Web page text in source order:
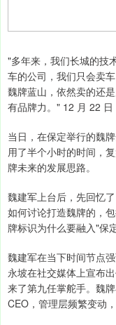
"多年来，我们长城的技
车的公司，我们只会卖
魏牌蓝山，依然卖的还
有品牌力。" 12 月 22 日
当日，在保定举行的魏
用了半个小时的时间，
牌未来的发展思路。
魏建军上台后，先回忆
如何讨论打造魏牌的，
牌标识为什么要融入"保
魏建军在当下时间节点
永坡在社交媒体上宣布
来了第九任掌舵手。魏
CEO，管理层频繁变动